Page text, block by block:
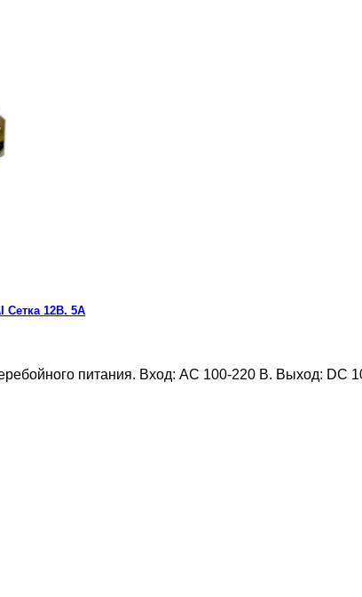
Сетка 12В. 5А
питания. Вход: AC 100-220 В. Выход: DC